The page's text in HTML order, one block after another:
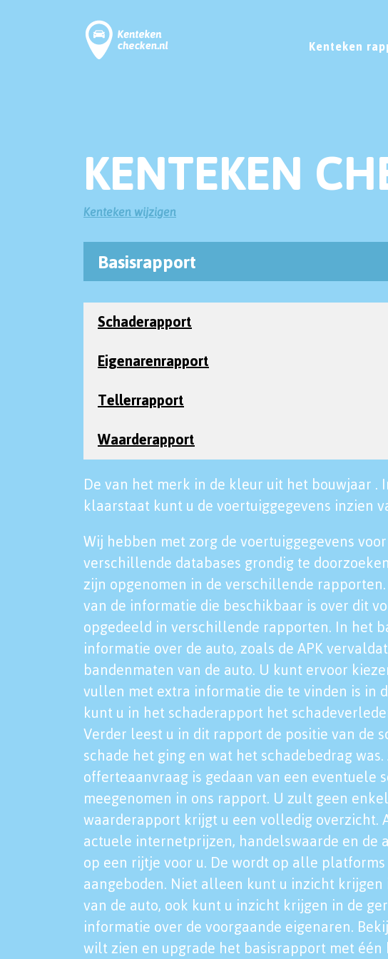
Kenteken
KENTEKEN
Kenteken wijzigen
Basisrapport
Schaderapport
Eigenarenrapport
Tellerrapport
Waarderapport
De van het merk in de kleur uit het bouwjaar .
klaarstaat kunt u de voertuiggegevens inzien
Wij hebben met zorg de voertuiggegevens
verschillende databases grondig te
zijn opgenomen in de verschillende
van de informatie die beschikbaar is over dit
opgedeeld in verschillende rapporten. In het
informatie over de auto, zoals de APK
bandenmaten van de auto. U kunt ervoor
vullen met extra informatie die te vinden is in
kunt u in het schaderapport het
Verder leest u in dit rapport de positie van de
schade het ging en wat het schadebedrag
offerteaanvraag is gedaan van een eventuele
meegenomen in ons rapport. U zult geen
waarderapport krijgt u een volledig overzicht.
actuele internetprijzen, handelswaarde en de
op een rijtje voor u. De wordt op alle
aangeboden. Niet alleen kunt u inzicht
van de auto, ook kunt u inzicht krijgen in de
informatie over de voorgaande eigenaren.
wilt zien en upgrade het basisrapport met één